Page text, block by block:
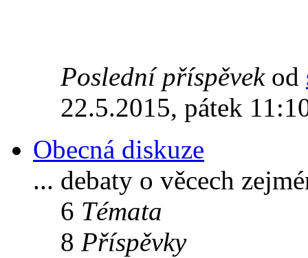
Poslední příspěvekod
22.5.2015, pátek
Obecná diskuze
... debaty o věcech
6 Témata
8 Příspěvky